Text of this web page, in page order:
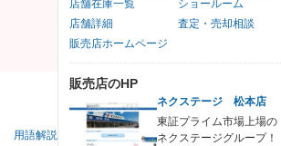
用語解説
店舗在庫一覧
ショールーム
店舗詳細
査定・売却相談
販売店ホームページ
販売店のHP
ネクステージ 松本店
東証プライム市場上場の
ネクステージグループ！